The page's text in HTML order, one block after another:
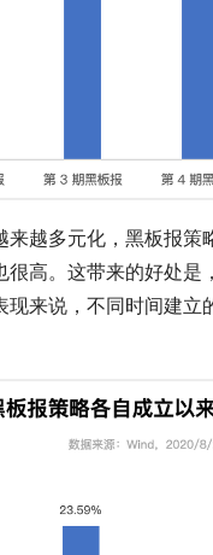
越多元化，黑板报
很高。这带来的好处是
来说，不同时间建立